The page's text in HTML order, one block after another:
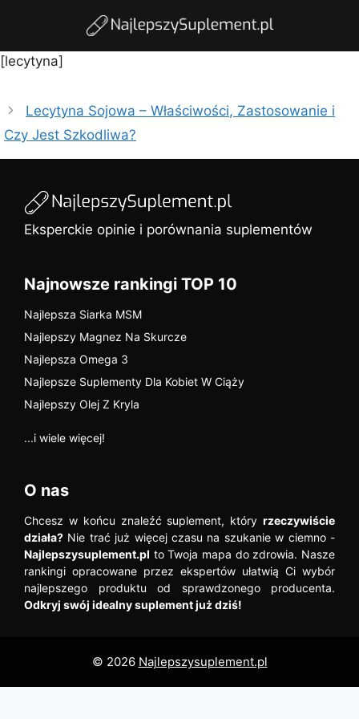
[lecytyna]
Lecytyna Sojowa – Właściwości, Zastosowanie i
Czy Jest Szkodliwa?
Eksperckie opinie i porównania suplementów
Najnowsze rankingi TOP 10
Najlepsza Siarka MSM
Najlepszy Magnez Na Skurcze
Najlepsza Omega 3
Najlepsze Suplementy Dla Kobiet W Ciąży
Najlepszy Olej Z Kryla
...i wiele więcej!
O nas
Chcesz w końcu znaleźć suplement, który rzeczywiście
działa? Nie trać już więcej czasu na szukanie w ciemno -
Najlepszysuplement.pl to Twoja mapa do zdrowia. Nasze
rankingi opracowane przez ekspertów ułatwią Ci wybór
najlepszego produktu od sprawdzonego producenta.
Odkryj swój idealny suplement już dziś!
© 2026 Najlepszysuplement.pl